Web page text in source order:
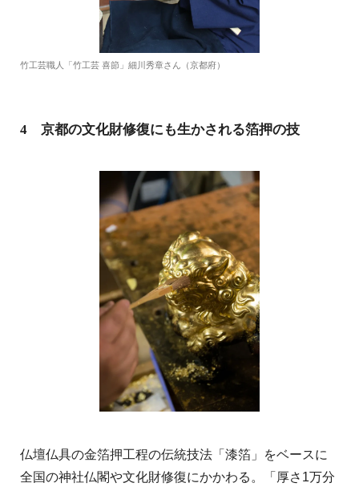
竹工芸職人「竹工芸 喜節」細川秀章さん（京都府）
4 京都の文化財修復にも生かされる箔押の技
仏壇仏具の金箔押工程の伝統技法「漆箔」をベースに
全国の神社仏閣や文化財修復にかかわる。「厚さ1万分